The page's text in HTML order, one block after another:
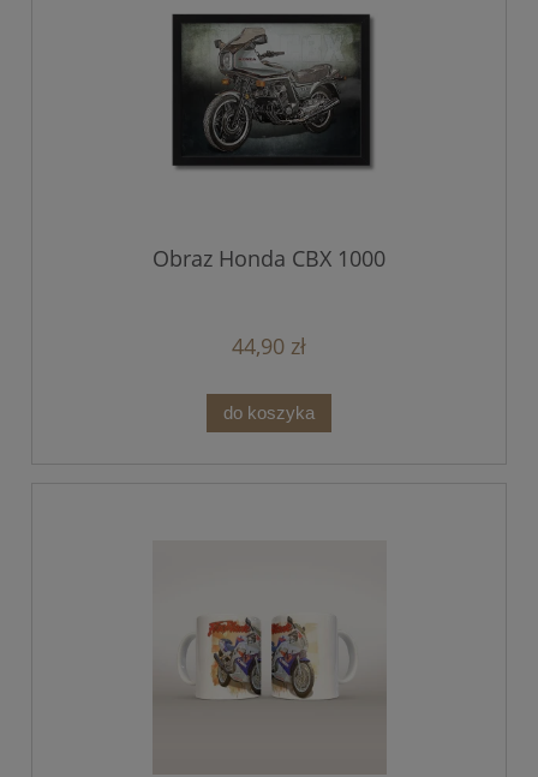
Obraz Honda CBX 1000
44,90 zł
do koszyka